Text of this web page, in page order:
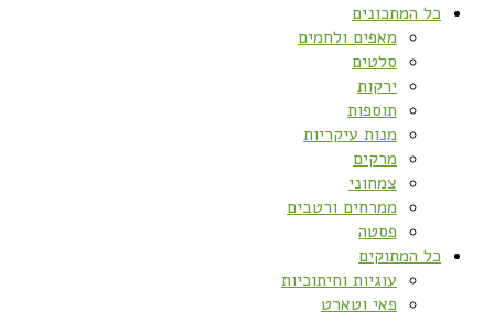
כל המתכונים
מאפים ולחמים
סלטים
ירקות
תוספות
מנות עיקריות
מרקים
צמחוני
ממרחים ורטבים
פסטה
כל המתוקים
עוגיות וחיתוכיות
פאי וטארט